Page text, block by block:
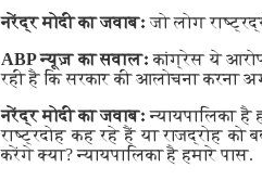
नरेंद्र मोदी का जवाबः जो लोग
ABP न्यूज़ का सवालः कांग्रेस ये आरोप
रही है कि सरकार की आलोचना
नरेंद्र मोदी का जवाबः न्यायपालिका है
राष्ट्रदोह कह रहे हैं या राजद्रोह को
करेंगे क्या? न्यायपालिका है हमारे पास.